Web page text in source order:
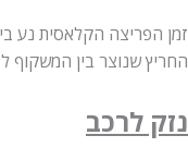
הקלאסית נע בין
שנוצר בין המשקוף לדלת,
לרכב